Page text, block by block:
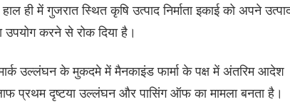
ही में गुजरात स्थित कृषि उत्पाद निर्माता इकाई को अपने
उपयोग करने से रोक दिया है।
उल्लंघन के मुकदमे में मैनकाइंड फार्मा के पक्ष में अंतरिम आदेश
प्रथम दृष्टया उल्लंघन और पासिंग ऑफ का मामला बनता है।